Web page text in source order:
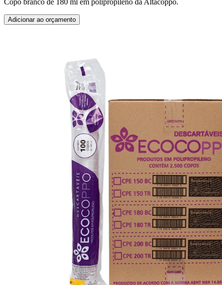
Copo branco de 180 ml em polipropileno da Altacoppo.
Adicionar ao orçamento